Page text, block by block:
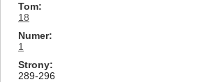
Tom
18
Numer
1
Strony
289-296